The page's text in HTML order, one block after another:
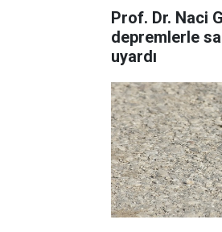
Prof. Dr. Naci
depremlerle
uyardı